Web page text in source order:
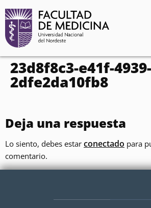
contenido
23d8f8c3-e41f-
2dfe2da10fb8
Deja una respuesta
Lo siento, debes estar conectado para
comentario.